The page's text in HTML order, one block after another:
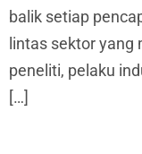
balik setiap
lintas sektor yang
peneliti, pelaku
[…]